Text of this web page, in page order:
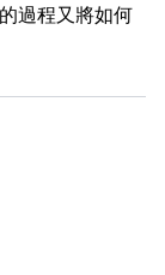
過程又將如何